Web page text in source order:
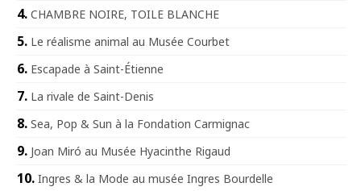
CHAMBRE NOIRE, TOILE BLANCHE
Le réalisme animal au Musée Courbet
Escapade à Saint-Étienne
La rivale de Saint-Denis
Sea, Pop & Sun à la Fondation Carmignac
Joan Miró au Musée Hyacinthe Rigaud
Ingres & la Mode au musée Ingres Bourdelle